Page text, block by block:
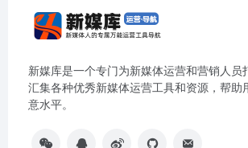
新媒库是一个专门为新媒体运营和营销人员
汇集各种优秀新媒体运营工具和资源，帮助
意水平。